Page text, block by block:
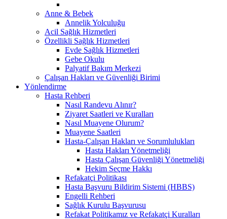
Anne & Bebek
Annelik Yolculuğu
Acil Sağlık Hizmetleri
Özellikli Sağlık Hizmetleri
Evde Sağlık Hizmetleri
Gebe Okulu
Palyatif Bakım Merkezi
Çalışan Hakları ve Güvenliği Birimi
Yönlendirme
Hasta Rehberi
Nasıl Randevu Alınır?
Ziyaret Saatleri ve Kuralları
Nasıl Muayene Olurum?
Muayene Saatleri
Hasta-Çalışan Hakları ve Sorumlulukları
Hasta Hakları Yönetmeliği
Hasta Çalışan Güvenliği Yönetmeliği
Hekim Seçme Hakkı
Refakatçi Politikası
Hasta Başvuru Bildirim Sistemi (HBBS)
Engelli Rehberi
Sağlık Kurulu Başvurusu
Refakat Politikamız ve Refakatçi Kuralları